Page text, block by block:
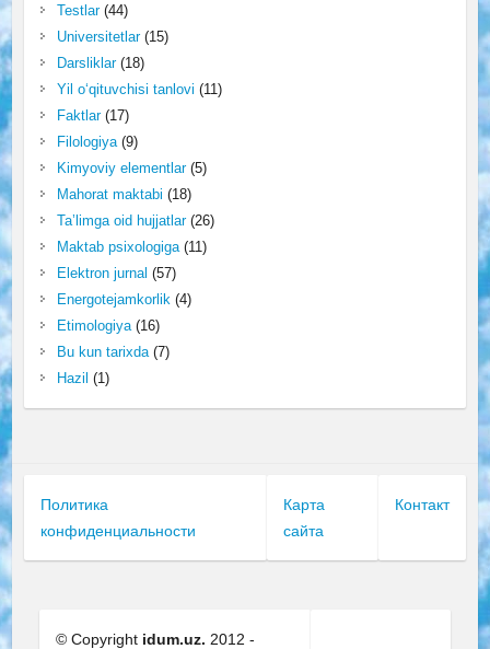
Testlar(44)
Universitetlar(15)
Darsliklar(18)
Yil o‘qituvchisi tanlovi (11)
Faktlar(17)
Filologiya(9)
Kimyoviy elementlar(5)
Mahorat maktabi (18)
Ta’limga oid hujjatlar(26)
Maktab psixologiga(11)
Elektron jurnal (57)
Energotejamkorlik (4)
Etimologiya(16)
Bu kun tarixda(7)
Hazil (1)
Политика
конфиденциальности
Карта
сайта
Контакт
© Copyright idum.uz. 2012 -